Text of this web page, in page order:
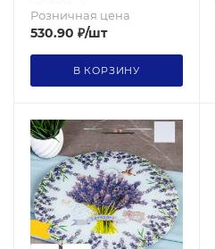
Розничная цена
530.90 ₽/шт
В КОРЗИНУ